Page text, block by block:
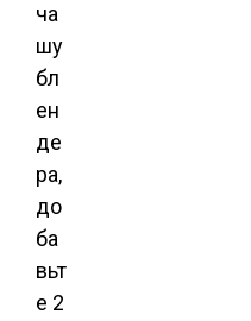
ча
шу
бл
ен
де
ра,
до
ба
вьт
е 2